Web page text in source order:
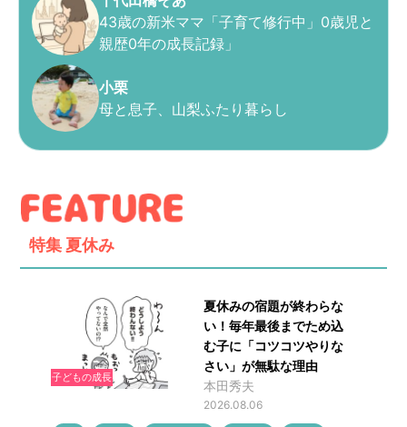
43歳の新米ママ「子育て修行中」0歳児と
親歴0年の成長記録」
小栗
母と息子、山梨ふたり暮らし
特集 夏休み
子どもの成長
夏休みの宿題が終わらな
い！毎年最後までため込
む子に「コツコツやりな
さい」が無駄な理由
本田秀夫
2026.08.06